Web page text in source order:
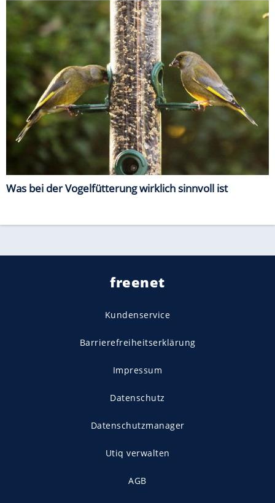
Was bei der Vogelfütterung wirklich sinnvoll ist
freenet
Kundenservice
Barrierefreiheitserklärung
Impressum
Datenschutz
Datenschutzmanager
Utiq verwalten
AGB